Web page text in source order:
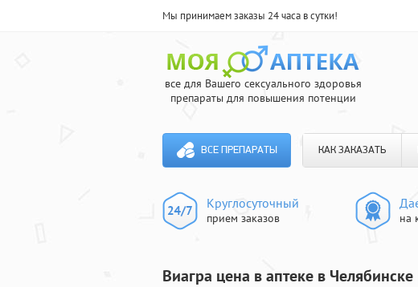
Мы принимаем заказы 24 часа в сутки!
все для Вашего сексуального здоровья
препараты для повышения потенции
ВСЕ ПРЕПАРАТЫ КАК ЗАКАЗАТЬ
Круглосуточный
прием заказов на
Виагра цена в аптеке в